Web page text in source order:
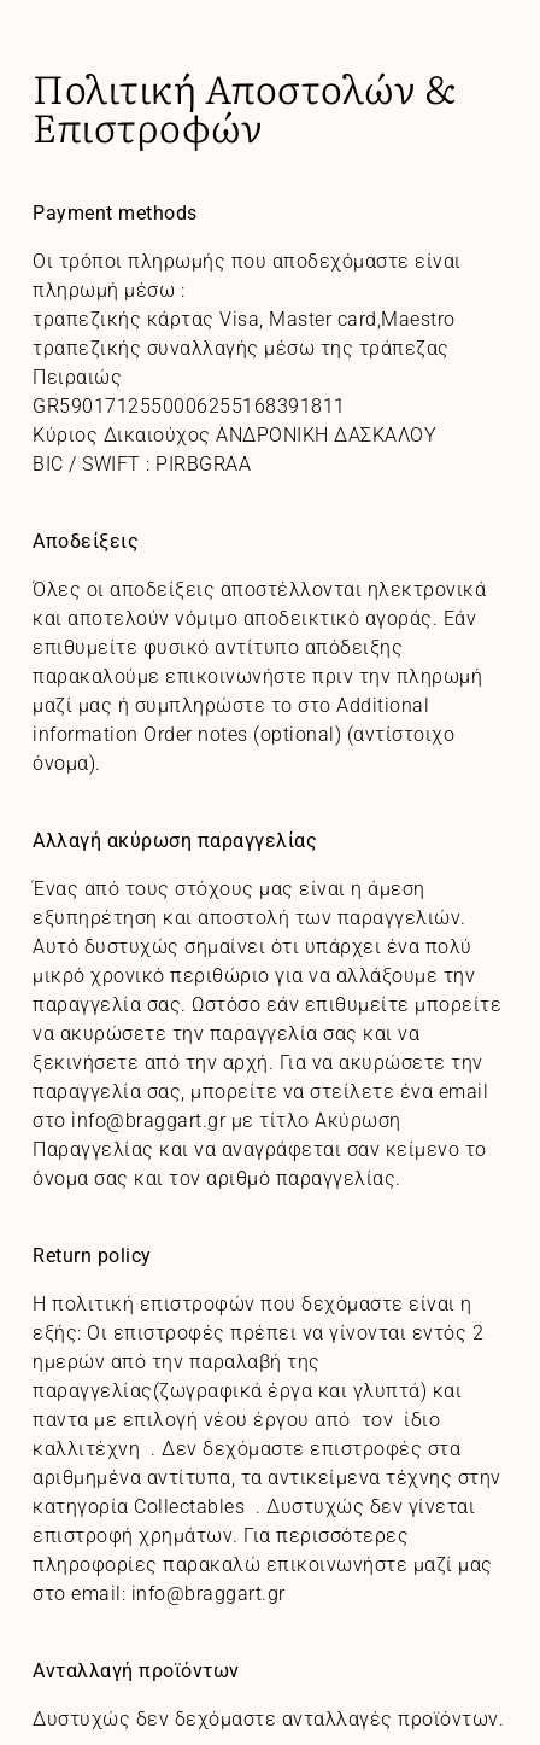
Πολιτική Αποστολών &
Επιστροφών
Payment methods
Οι τρόποι πληρωμής που αποδεχόμαστε είναι
πληρωμή μέσω :
τραπεζικής κάρτας Visa, Master card,Maestro
τραπεζικής συναλλαγής μέσω της τράπεζας
Πειραιώς
GR5901712550006255168391811
Κύριος Δικαιούχος ΑΝΔΡΟΝΙΚΗ ΔΑΣΚΑΛΟΥ
BIC / SWIFT : PIRBGRAA
Αποδείξεις
Όλες οι αποδείξεις αποστέλλονται ηλεκτρονικά
και αποτελούν νόμιμο αποδεικτικό αγοράς. Εάν
επιθυμείτε φυσικό αντίτυπο απόδειξης
παρακαλούμε επικοινωνήστε πριν την πληρωμή
μαζί μας ή συμπληρώστε το στο Additional
information Order notes (optional) (αντίστοιχο
όνομα).
Αλλαγή ακύρωση παραγγελίας
Ένας από τους στόχους μας είναι η άμεση
εξυπηρέτηση και αποστολή των παραγγελιών.
Αυτό δυστυχώς σημαίνει ότι υπάρχει ένα πολύ
μικρό χρονικό περιθώριο για να αλλάξουμε την
παραγγελία σας. Ωστόσο εάν επιθυμείτε μπορείτε
να ακυρώσετε την παραγγελία σας και να
ξεκινήσετε από την αρχή. Για να ακυρώσετε την
παραγγελία σας, μπορείτε να στείλετε ένα email
στο info@braggart.gr με τίτλο Ακύρωση
Παραγγελίας και να αναγράφεται σαν κείμενο το
όνομα σας και τον αριθμό παραγγελίας.
Return policy
Η πολιτική επιστροφών που δεχόμαστε είναι η
εξής: Oι επιστροφές πρέπει να γίνονται εντός 2
ημερών από την παραλαβή της
παραγγελίας(ζωγραφικά έργα και γλυπτά) και
παντα με επιλογή νέου έργου από τον ίδιο
καλλιτέχνη . Δεν δεχόμαστε επιστροφές στα
αριθμημένα αντίτυπα, τα αντικείμενα τέχνης στην
κατηγορία Collectables . Δυστυχώς δεν γίνεται
επιστροφή χρημάτων. Για περισσότερες
πληροφορίες παρακαλώ επικοινωνήστε μαζί μας
στο email: info@braggart.gr
Ανταλλαγή προϊόντων
Δυστυχώς δεν δεχόμαστε ανταλλαγές προϊόντων.